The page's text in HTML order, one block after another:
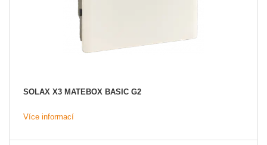
SOLAX X3 MATEBOX BASIC G2
Více informací